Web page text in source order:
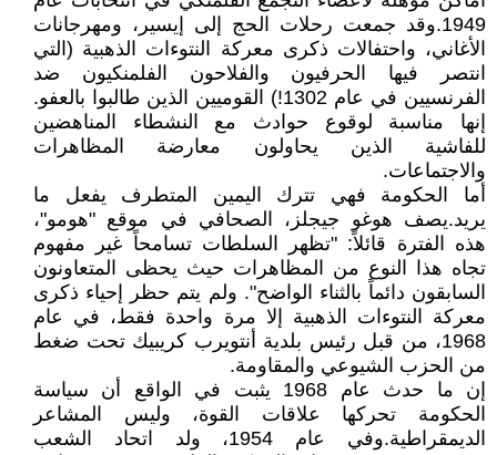
1949.وقد جمعت رحلات الحج إلى إيسير، ومهرجانات
الأغاني، واحتفالات ذكرى معركة النتوءات الذهبية (التي
انتصر فيها الحرفيون والفلاحون الفلمنكيون ضد
الفرنسيين في عام 1302!) القوميين الذين طالبوا بالعفو.
إنها مناسبة لوقوع حوادث مع النشطاء المناهضين
للفاشية الذين يحاولون معارضة المظاهرات
والاجتماعات.
أما الحكومة فهي تترك اليمين المتطرف يفعل ما
يريد.يصف هوغو جيجلز، الصحافي في موقع "هومو"،
هذه الفترة قائلاً: "تظهر السلطات تسامحاً غير مفهوم
تجاه هذا النوع من المظاهرات حيث يحظى المتعاونون
السابقون دائماً بالثناء الواضح". ولم يتم حظر إحياء ذكرى
معركة النتوءات الذهبية إلا مرة واحدة فقط، في عام
1968، من قبل رئيس بلدية أنتويرب كريبيك تحت ضغط
من الحزب الشيوعي والمقاومة.
إن ما حدث عام 1968 يثبت في الواقع أن سياسة
الحكومة تحركها علاقات القوة، وليس المشاعر
الديمقراطية.وفي عام 1954، ولد اتحاد الشعب